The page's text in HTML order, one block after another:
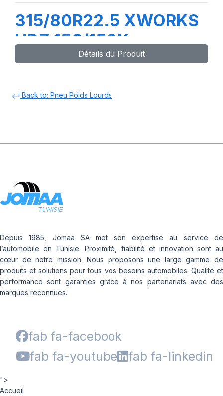
315/80R22.5 XWORKS
HDZ 156/150K
Détails du Produit
Back to: Pneu Poids Lourds
Depuis 1985, Jomaa SA met son expertise au service de
l’automobile en Tunisie. Proximité, fiabilité et innovation sont au
cœur de notre mission. Nous proposons une large gamme de
produits et solutions pour tous vos besoins automobiles. Qualité et
performance sont garanties grâce à nos partenariats avec des
marques reconnues.
fab fa-facebook
fab fa-youtube
fab fa-linkedin
">
Accueil